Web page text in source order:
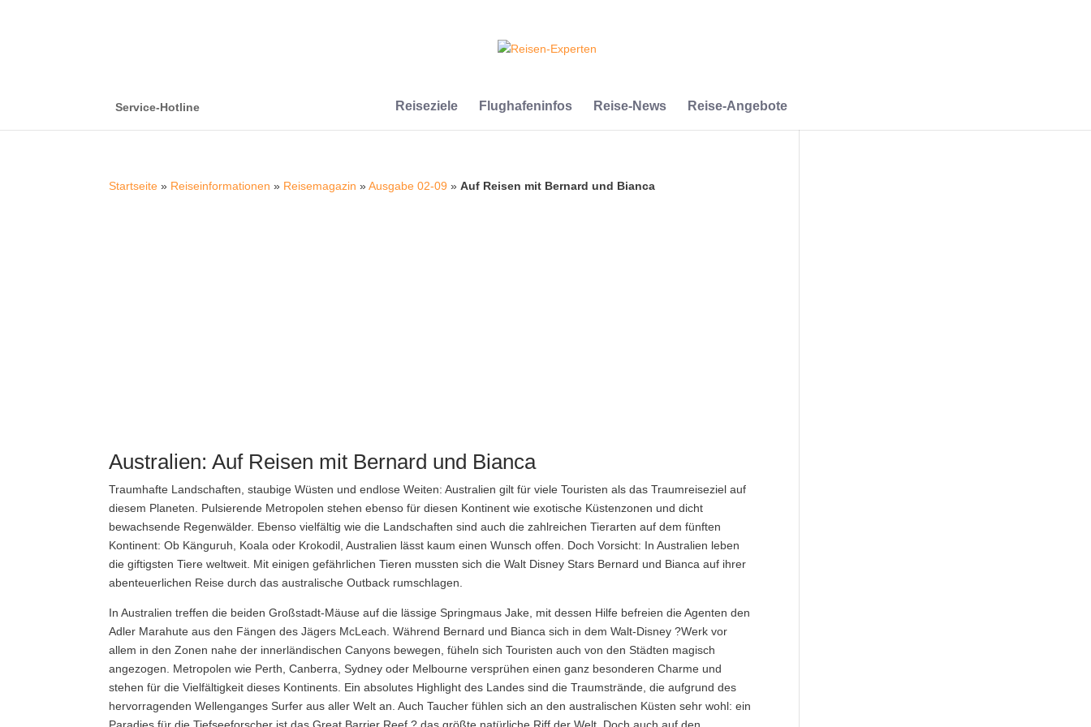
Service-Hotline Reiseziele Flughafeninfos Reise-News Reise-Angebote
Startseite » Reiseinformationen » Reisemagazin »Ausgabe 02-09 »Auf Reisen mit Bernard und Bianca
Australien: Auf Reisen mit Bernard und Bianca
Traumhafte Landschaften, staubige Wüsten und endlose Weiten: Australien gilt für viele Touristen als das Traumreiseziel auf
diesem Planeten. Pulsierende Metropolen stehen ebenso für diesen Kontinent wie exotische Küstenzonen und dicht
bewachsende Regenwälder. Ebenso vielfältig wie die Landschaften sind auch die zahlreichen Tierarten auf dem fünften
Kontinent: Ob Känguruh, Koala oder Krokodil, Australien lässt kaum einen Wunsch offen. Doch Vorsicht: In Australien leben
die giftigsten Tiere weltweit. Mit einigen gefährlichen Tieren mussten sich die Walt Disney Stars Bernard und Bianca auf ihrer
abenteuerlichen Reise durch das australische Outback rumschlagen.
In Australien treffen die beiden Großstadt-Mäuse auf die lässige Springmaus Jake, mit dessen Hilfe befreien die Agenten den
Adler Marahute aus den Fängen des Jägers McLeach. Während Bernard und Bianca sich in dem Walt-Disney ?Werk vor
allem in den Zonen nahe der innerländischen Canyons bewegen, füheln sich Touristen auch von den Städten magisch
angezogen. Metropolen wie Perth, Canberra, Sydney oder Melbourne versprühen einen ganz besonderen Charme und
stehen für die Vielfältigkeit dieses Kontinents. Ein absolutes Highlight des Landes sind die Traumstrände, die aufgrund des
hervorragenden Wellenganges Surfer aus aller Welt an. Auch Taucher fühlen sich an den australischen Küsten sehr wohl: ein